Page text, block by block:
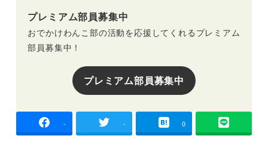
プレミアム部員募集中
おでかけわんこ部の活動を応援してくれるプレミアム
部員募集中！
プレミアム部員募集中
- - 0